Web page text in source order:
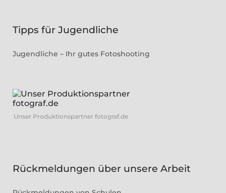
Tipps für Jugendliche
Jugendliche – Ihr gutes Fotoshooting
Unser Produktionspartner fotograf.de
Rückmeldungen über unsere Arbeit